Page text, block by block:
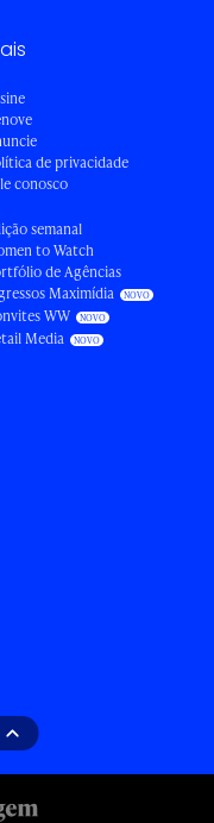
de privacidade
conosco
semanal
to Watch
de Agências
Maximídia
WW
Media